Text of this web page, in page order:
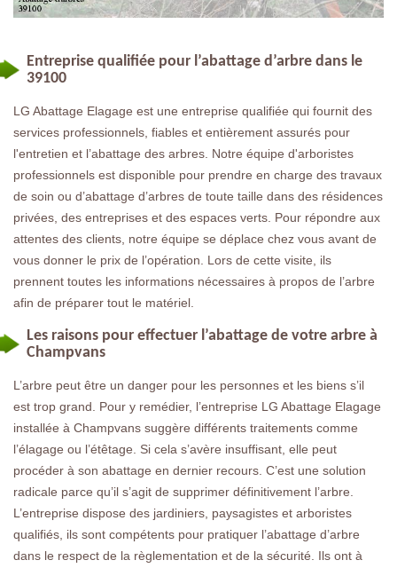
Entreprise qualifiée pour l’abattage d’arbre dans le
39100
LG Abattage Elagage est une entreprise qualifiée qui fournit des
services professionnels, fiables et entièrement assurés pour
l'entretien et l’abattage des arbres. Notre équipe d'arboristes
professionnels est disponible pour prendre en charge des travaux
de soin ou d’abattage d’arbres de toute taille dans des résidences
privées, des entreprises et des espaces verts. Pour répondre aux
attentes des clients, notre équipe se déplace chez vous avant de
vous donner le prix de l’opération. Lors de cette visite, ils
prennent toutes les informations nécessaires à propos de l’arbre
afin de préparer tout le matériel.
Les raisons pour effectuer l’abattage de votre arbre à
Champvans
L’arbre peut être un danger pour les personnes et les biens s’il
est trop grand. Pour y remédier, l’entreprise LG Abattage Elagage
installée à Champvans suggère différents traitements comme
l’élagage ou l’étêtage. Si cela s’avère insuffisant, elle peut
procéder à son abattage en dernier recours. C’est une solution
radicale parce qu’il s’agit de supprimer définitivement l’arbre.
L’entreprise dispose des jardiniers, paysagistes et arboristes
qualifiés, ils sont compétents pour pratiquer l’abattage d’arbre
dans le respect de la règlementation et de la sécurité. Ils ont à